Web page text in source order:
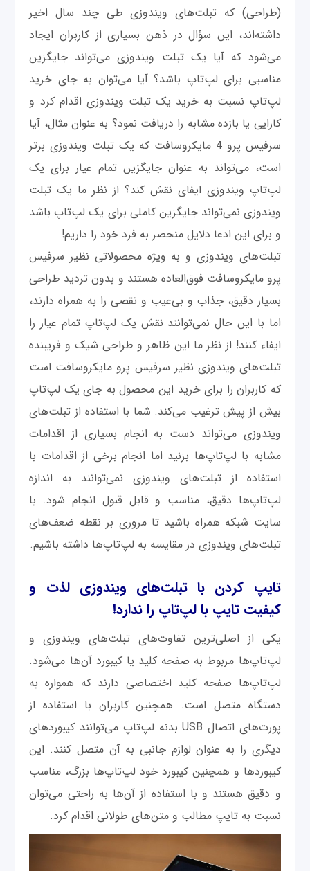
(طراحی) که تبلت‌های ویندوزی طی چند سال اخیر
داشته‌اند، این سؤال در ذهن بسیاری از کاربران ایجاد
می‌شود که آیا یک تبلت ویندوزی می‌تواند جایگزین
مناسبی برای لپ‌تاپ باشد؟ آیا می‌توان به جای خرید
لپ‌تاپ نسبت به خرید یک تبلت ویندوزی اقدام کرد و
کارایی یا بازده مشابه را دریافت نمود؟ به عنوان مثال، آیا
سرفیس پرو 4 مایکروسافت که یک تبلت ویندوزی برتر
است، می‌تواند به عنوان جایگزین تمام عیار برای یک
لپ‌تاپ ویندوزی ایفای نقش کند؟ از نظر ما یک تبلت
ویندوزی نمی‌تواند جایگزین کاملی برای یک لپ‌تاپ باشد
و برای این ادعا دلایل منحصر به فرد خود را داریم!
تبلت‌های ویندوزی و به ویژه محصولاتی نظیر سرفیس
پرو مایکروسافت فوق‌العاده هستند و بدون تردید طراحی
بسیار دقیق، جذاب و بی‌عیب و نقصی را به همراه دارند،
اما با این حال نمی‌توانند نقش یک لپ‌تاپ تمام عیار را
ایفاء کنند! از نظر ما این ظاهر و طراحی شیک و فریبنده
تبلت‌های ویندوزی نظیر سرفیس پرو مایکروسافت است
که کاربران را برای خرید این محصول به جای یک لپ‌تاپ
بیش از پیش ترغیب می‌کند. شما با استفاده از تبلت‌های
ویندوزی می‌تواند دست به انجام بسیاری از اقدامات
مشابه با لپ‌تاپ‌ها بزنید اما انجام برخی از اقدامات با
استفاده از تبلت‌های ویندوزی نمی‌توانند به اندازه
لپ‌تاپ‌ها دقیق، مناسب و قابل قبول انجام شود. با
سایت شبکه همراه باشید تا مروری بر نقطه ضعف‌های
تبلت‌های ویندوزی در مقایسه به لپ‌تاپ‌ها داشته باشیم.
تایپ کردن با تبلت‌های ویندوزی لذت و
کیفیت تایپ با لپ‌تاپ را ندارد!
یکی از اصلی‌ترین تفاوت‌های تبلت‌های ویندوزی و
لپ‌تاپ‌ها مربوط به صفحه کلید یا کیبورد آن‌ها می‌شود.
لپ‌تاپ‌ها صفحه کلید اختصاصی دارند که همواره به
دستگاه متصل است. همچنین کاربران با استفاده از
پورت‌های اتصال USB بدنه لپ‌تاپ می‌توانند کیبوردهای
دیگری را به عنوان لوازم جانبی به آن متصل کنند. این
کیبوردها و همچنین کیبورد خود لپ‌تاپ‌ها بزرگ، مناسب
و دقیق هستند و با استفاده از آن‌ها به راحتی می‌توان
نسبت به تایپ مطالب و متن‌های طولانی اقدام کرد.